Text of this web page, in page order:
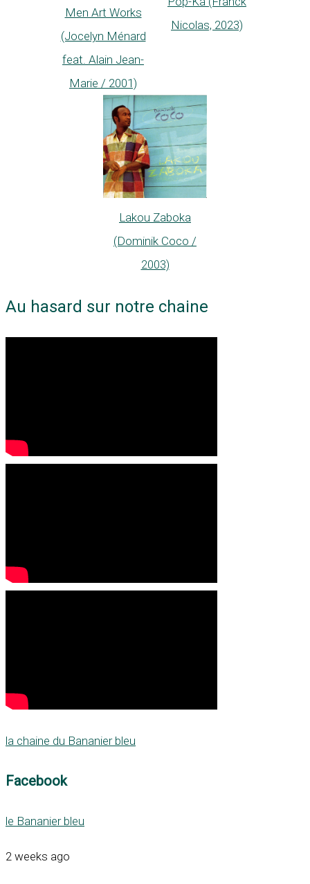
Men Art Works
(Jocelyn Ménard
feat. Alain Jean-
Marie / 2001)
Nicolas, 2023)
Lakou Zaboka
(Dominik Coco /
2003)
Au hasard sur notre chaine
la chaine du Bananier bleu
Facebook
le Bananier bleu
2 weeks ago